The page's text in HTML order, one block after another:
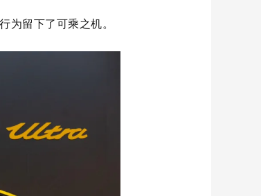
为留下了可乘之机。